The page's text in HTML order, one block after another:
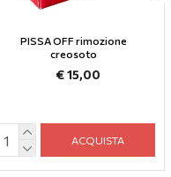
PISSA OFF rimozione
creosoto
€ 15,00
ACQUISTA